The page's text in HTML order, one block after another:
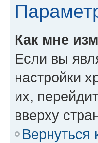
Как мне
Если вы
настройки
их,
вверху
Вернуться